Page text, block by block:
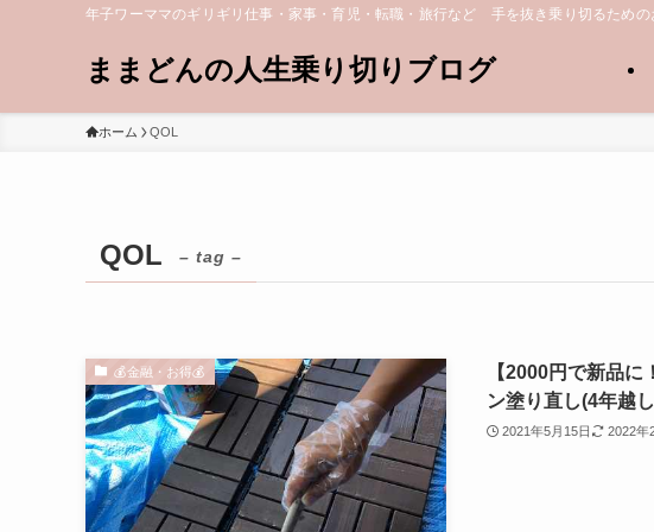
年子ワーママのギリギリ仕事・家事・育児・転職・旅行など 手を抜き乗り切るための
ままどんの人生乗り切りブログ
ホーム QOL
QOL – tag –
💰金融・お得💰
【2000円で新品
ン塗り直し(4年越
2021年5月15日 2022年